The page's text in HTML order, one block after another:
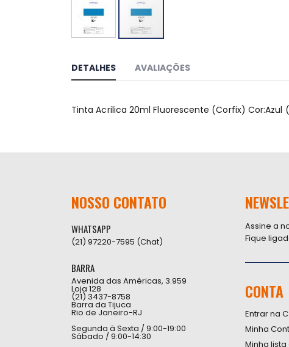
o
início
de
DETALHES
Tinta Acrilica 20ml Fluorescente (Corfix) Cor:Azul
AVALIAÇÕES
NOSSO CONTATO
WHATSAPP
(21) 97220-7595 (Chat)
BARRA
Avenida das Américas, 3.959
Loja 128
(21) 3437-8758
Barra da Tijuca
Rio de Janeiro-RJ
Segunda à Sexta / 9:00-19:00
Sábado / 9:00-14:30
Assine a
Fique
CONTA
Entrar na
Minha
Minha